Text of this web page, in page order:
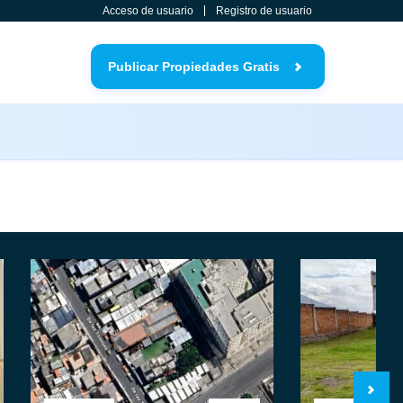
Acceso de usuario Registro de usuario
Publicar Propiedades Gratis